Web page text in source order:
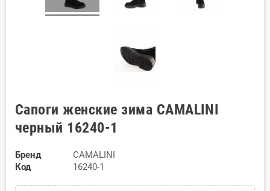
Сапоги женские зима CAMALINI
черный 16240-1
Бренд
CAMALINI
Код
16240-1